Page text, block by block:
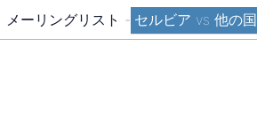
メーリングリスト - セルビア vs 他の国